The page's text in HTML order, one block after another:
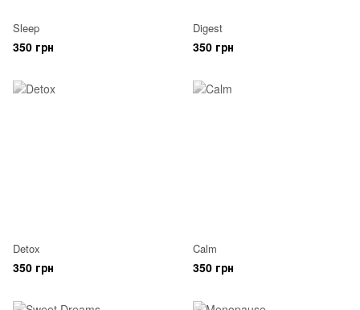
Sleep
350 грн
Digest
350 грн
Detox
350 грн
Calm
350 грн